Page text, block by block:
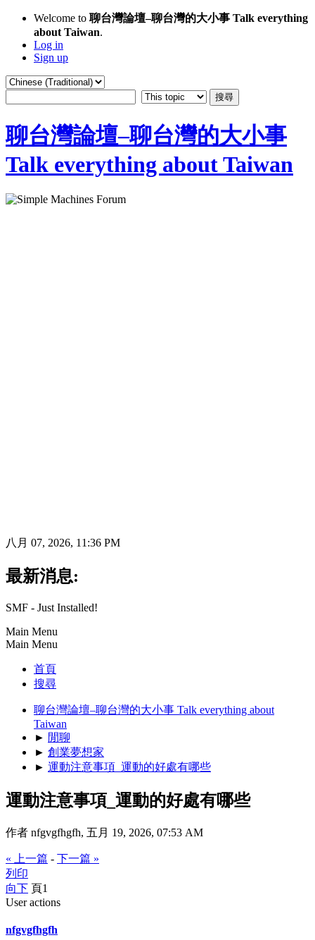
Welcome to 聊台灣論壇–聊台灣的大小事 Talk everything
about Taiwan.
Log in
Sign up
聊台灣論壇–聊台灣的大小事
Talk everything about Taiwan
八月 07, 2026, 11:36 PM
最新消息:
SMF - Just Installed!
Main Menu
Main Menu
首頁
搜尋
聊台灣論壇–聊台灣的大小事 Talk everything about
Taiwan
► 閒聊
► 創業夢想家
► 運動注意事項_運動的好處有哪些
運動注意事項_運動的好處有哪些
作者 nfgvgfhgfh, 五月 19, 2026, 07:53 AM
« 上一篇 - 下一篇 »
列印
向下 頁1
User actions
nfgvgfhgfh